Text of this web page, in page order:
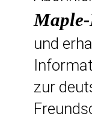
Maple-
und
zur